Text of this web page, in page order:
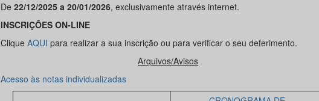
De 22/12/2025 a 20/01/2026, exclusivamente através internet.
INSCRIÇÕES ON-LINE
Clique AQUI para realizar a sua inscrição ou para verificar o seu deferimento.
Arquivos/Avisos
Acesso às notas individualizadas